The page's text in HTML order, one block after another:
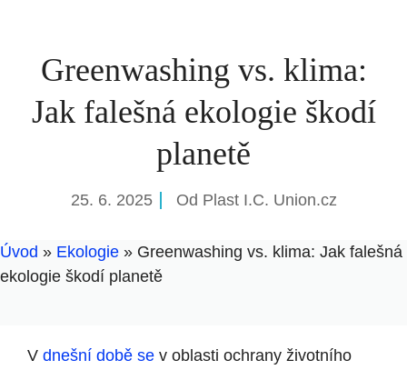
Greenwashing vs. klima:
Jak falešná ekologie škodí
planetě
25. 6. 2025 Od Plast I.C. Union.cz
Úvod » Ekologie » Greenwashing vs. klima: Jak falešná
ekologie škodí planetě
V dnešní době se v oblasti ochrany životního